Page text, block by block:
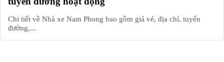
Chi tiết về Nhà xe Nam Phong bao gồm giá vé, địa chỉ, tuyến
đường,...